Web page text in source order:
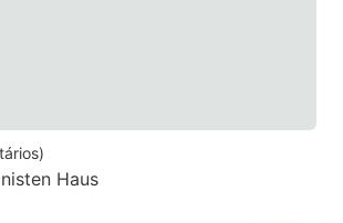
)
Haus